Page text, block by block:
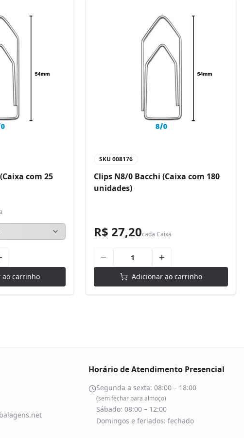
com 25
ao carrinho
SKU 008176
Clips N8/0 Bacchi (Caixa com 180
unidades)
R$ 27,20cada Caixa
Adicionar ao carrinho
Horário de Atendimento Presencial
Segunda a sexta: 08:00 – 18:00
(sem fechar para almoço)
Sábado: 08:00 – 12:00
Domingos e feriados: fechado